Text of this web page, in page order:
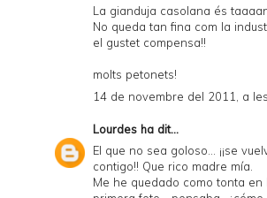
La gianduja casolana és
No queda tan fina com la
el gustet compensa!!
molts petonets!
14 de novembre del 2011, a
Lourdes ha dit...
El que no sea goloso... ¡¡se
contigo!! Que rico madre mía.
Me he quedado como tonta en